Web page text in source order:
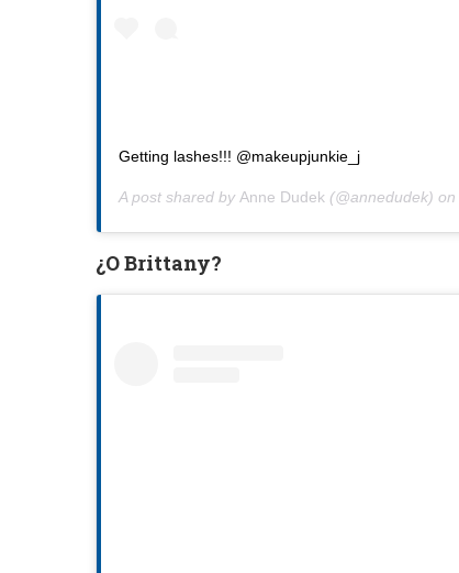
Getting lashes!!! @makeupjunkie_j
A post shared by Anne Dudek (@annedudek) on
¿O Brittany?